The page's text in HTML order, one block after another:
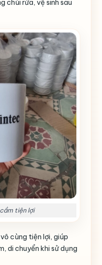
chùi rửa, vệ sinh sau
tiện lợi
cùng tiện lợi, giúp
di chuyển khi sử dụng